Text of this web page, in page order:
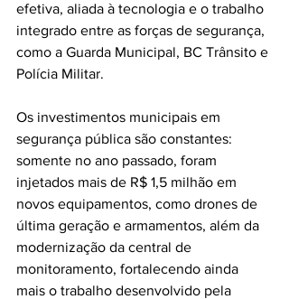
efetiva, aliada à tecnologia e o trabalho
integrado entre as forças de segurança,
como a Guarda Municipal, BC Trânsito e
Polícia Militar.
Os investimentos municipais em
segurança pública são constantes:
somente no ano passado, foram
injetados mais de R$ 1,5 milhão em
novos equipamentos, como drones de
última geração e armamentos, além da
modernização da central de
monitoramento, fortalecendo ainda
mais o trabalho desenvolvido pela